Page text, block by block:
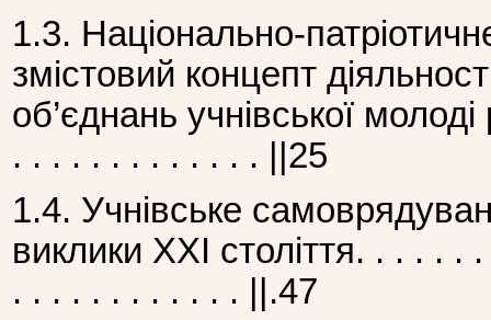
1.3. Національно-
змістовий концепт
об’єднань учнівської
. . . . . . . . . . . . . ||25
1.4. Учнівське
виклики ХХІ століття. . . . .
. . . . . . . . . . . . ||.47